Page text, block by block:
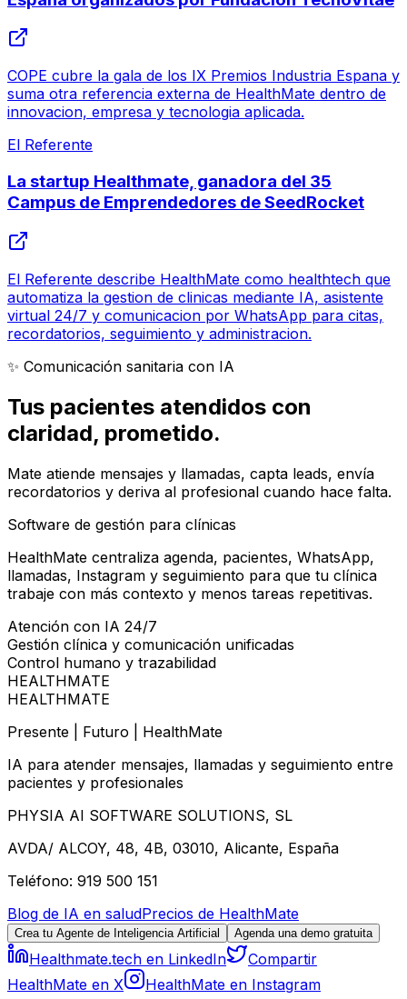
COPE cubre la gala de los IX Premios Industria Espana y
suma otra referencia externa de HealthMate dentro de
innovacion, empresa y tecnologia aplicada.
El Referente
La startup Healthmate, ganadora del 35
Campus de Emprendedores de SeedRocket
El Referente describe HealthMate como healthtech que
automatiza la gestion de clinicas mediante IA, asistente
virtual 24/7 y comunicacion por WhatsApp para citas,
recordatorios, seguimiento y administracion.
✨ Comunicación sanitaria con IA
Tus pacientes atendidos con
claridad, prometido.
Mate atiende mensajes y llamadas, capta leads, envía
recordatorios y deriva al profesional cuando hace falta.
Software de gestión para clínicas
HealthMate centraliza agenda, pacientes, WhatsApp,
llamadas, Instagram y seguimiento para que tu clínica
trabaje con más contexto y menos tareas repetitivas.
Atención con IA 24/7
Gestión clínica y comunicación unificadas
Control humano y trazabilidad
HEALTHMATE
HEALTHMATE
Presente | Futuro | HealthMate
IA para atender mensajes, llamadas y seguimiento entre
pacientes y profesionales
PHYSIA AI SOFTWARE SOLUTIONS, SL
AVDA/ ALCOY, 48, 4B, 03010, Alicante, España
Teléfono: 919 500 151
Blog de IA en saludPrecios de HealthMate
Crea tu Agente de Inteligencia Artificial Agenda una demo gratuita
Healthmate.tech en LinkedIn
Compartir
HealthMate en X
HealthMate en Instagram